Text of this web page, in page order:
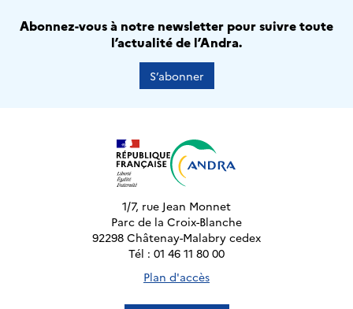
Abonnez-vous à notre newsletter pour suivre toute
l’actualité de l’Andra.
S’abonner
1/7, rue Jean Monnet
Parc de la Croix-Blanche
92298 Châtenay-Malabry cedex
Tél : 01 46 11 80 00
Plan d'accès